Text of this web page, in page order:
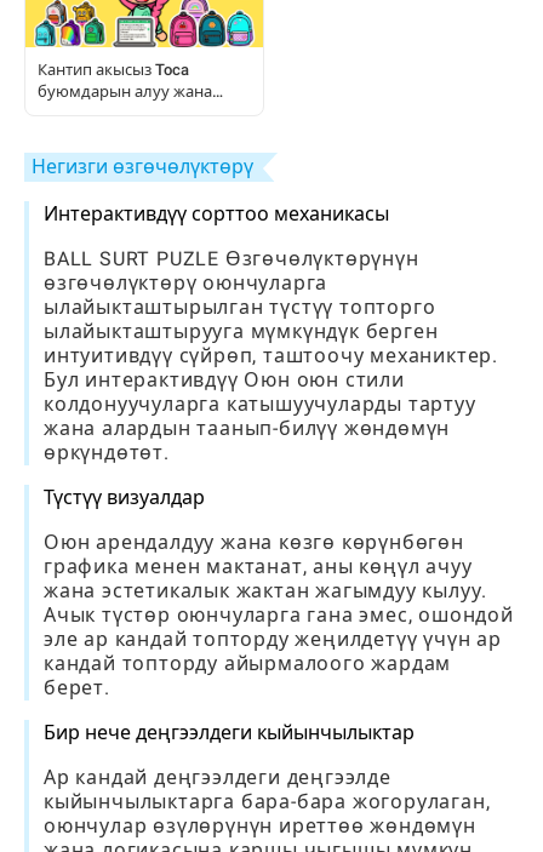
Кантип акысыз Toca
буюмдарын алуу жана
Негизги өзгөчөлүктөрү
Интерактивдүү сорттоо механикасы
BALL SURT PUZLE Өзгөчөлүктөрүнүн
өзгөчөлүктөрү оюнчуларга
ылайыкташтырылган түстүү топторго
ылайыкташтырууга мүмкүндүк берген
интуитивдүү сүйрөп, таштоочу механиктер.
Бул интерактивдүү Оюн оюн стили
колдонуучуларга катышуучуларды тартуу
жана алардын таанып-билүү жөндөмүн
өркүндөтөт.
Түстүү визуалдар
Оюн арендалдуу жана көзгө көрүнбөгөн
графика менен мактанат, аны көңүл ачуу
жана эстетикалык жактан жагымдуу кылуу.
Ачык түстөр оюнчуларга гана эмес, ошондой
эле ар кандай топторду жеңилдетүү үчүн ар
кандай топторду айырмалоого жардам
берет.
Бир нече деңгээлдеги кыйынчылыктар
Ар кандай деңгээлдеги деңгээлде
кыйынчылыктарга бара-бара жогорулаган,
оюнчулар өзүлөрүнүн иреттөө жөндөмүн